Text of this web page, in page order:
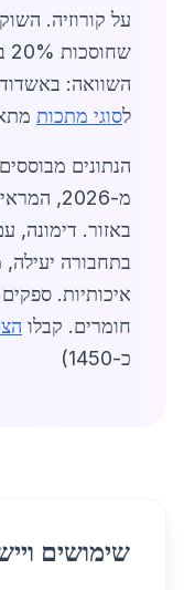
על קורוזיה.
השוואה:
לסוגי מתכות
הנתונים
באזור. דימונה,
בתחבורה
איכותיות.
חומרים. קבלו
כ-1450)
שימושים